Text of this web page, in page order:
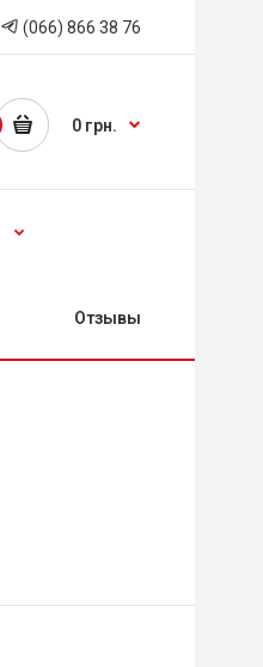
(066) 866 38 76
0 грн.
Отзывы